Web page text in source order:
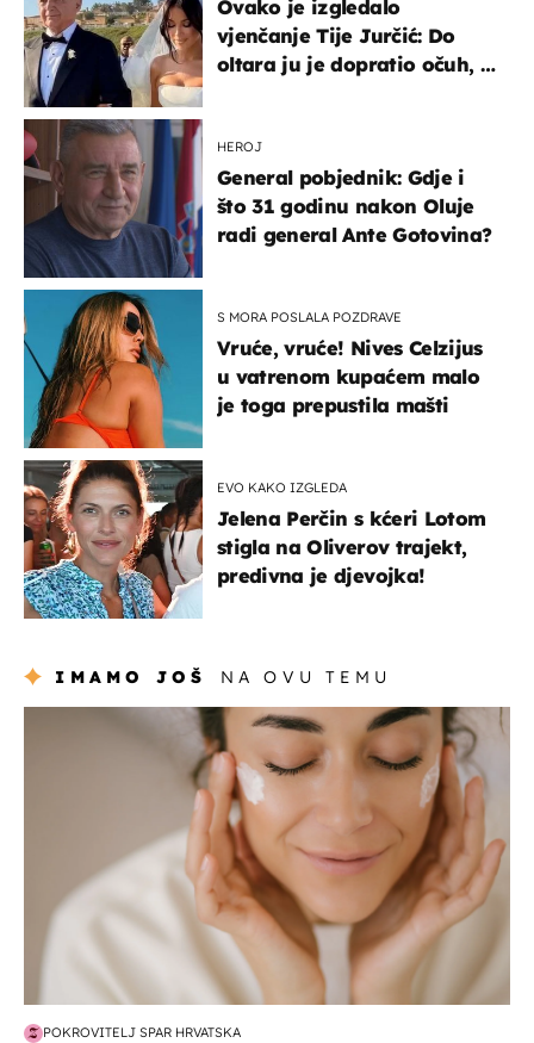
Ovako je izgledalo
vjenčanje Tije Jurčić: Do
oltara ju je dopratio očuh, a
HEROJ
General pobjednik: Gdje i
što 31 godinu nakon Oluje
radi general Ante Gotovina?
S MORA POSLALA POZDRAVE
Vruće, vruće! Nives Celzijus
u vatrenom kupaćem malo
je toga prepustila mašti
EVO KAKO IZGLEDA
Jelena Perčin s kćeri Lotom
stigla na Oliverov trajekt,
predivna je djevojka!
IMAMO JOŠ NA OVU TEMU
moda & ljepota
POKROVITELJ SPAR HRVATSKA